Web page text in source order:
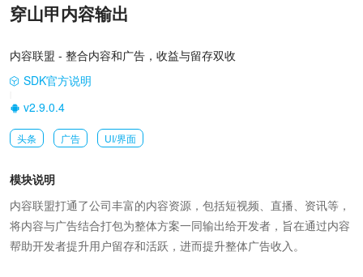
穿山甲内容输出
内容联盟 - 整合内容和广告，收益与留存双收
SDK官方说明
v2.9.0.4
头条 广告 UI/界面
模块说明
内容联盟打通了公司丰富的内容资源，包括短视频、直播、资讯等，
将内容与广告结合打包为整体方案一同输出给开发者，旨在通过内容
帮助开发者提升用户留存和活跃，进而提升整体广告收入。